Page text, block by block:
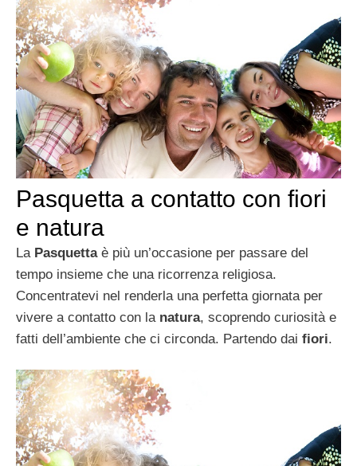
Pasquetta a contatto con fiori
e natura
La Pasquettaè più un’occasione per passare del
tempo insieme che una ricorrenza religiosa.
Concentratevi nel renderla una perfetta giornata per
vivere a contatto con la natura, scoprendo curiosità e
fatti dell’ambiente che ci circonda. Partendo dai fiori.